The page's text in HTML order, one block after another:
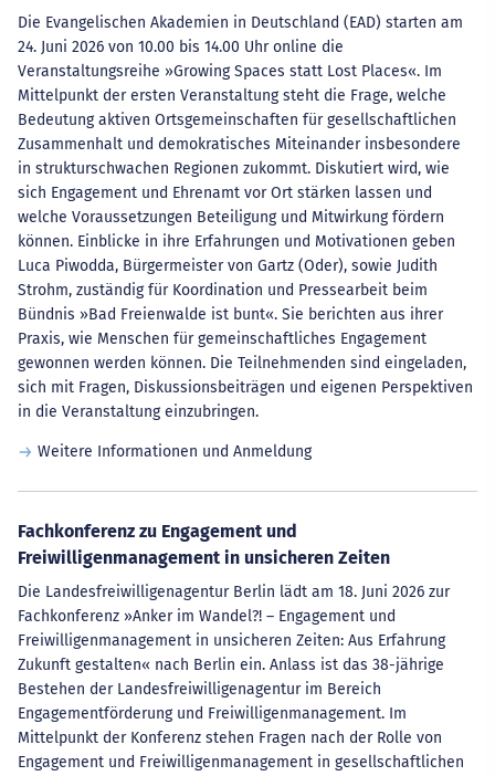
Die Evangelischen Akademien in Deutschland (EAD) starten am
24. Juni 2026 von 10.00 bis 14.00 Uhr online die
Veranstaltungsreihe »Growing Spaces statt Lost Places«. Im
Mittelpunkt der ersten Veranstaltung steht die Frage, welche
Bedeutung aktiven Ortsgemeinschaften für gesellschaftlichen
Zusammenhalt und demokratisches Miteinander insbesondere
in strukturschwachen Regionen zukommt. Diskutiert wird, wie
sich Engagement und Ehrenamt vor Ort stärken lassen und
welche Voraussetzungen Beteiligung und Mitwirkung fördern
können. Einblicke in ihre Erfahrungen und Motivationen geben
Luca Piwodda, Bürgermeister von Gartz (Oder), sowie Judith
Strohm, zuständig für Koordination und Pressearbeit beim
Bündnis »Bad Freienwalde ist bunt«. Sie berichten aus ihrer
Praxis, wie Menschen für gemeinschaftliches Engagement
gewonnen werden können. Die Teilnehmenden sind eingeladen,
sich mit Fragen, Diskussionsbeiträgen und eigenen Perspektiven
in die Veranstaltung einzubringen.
Weitere Informationen und Anmeldung
Fachkonferenz zu Engagement und
Freiwilligenmanagement in unsicheren Zeiten
Die Landesfreiwilligenagentur Berlin lädt am 18. Juni 2026 zur
Fachkonferenz »Anker im Wandel?! – Engagement und
Freiwilligenmanagement in unsicheren Zeiten: Aus Erfahrung
Zukunft gestalten« nach Berlin ein. Anlass ist das 38-jährige
Bestehen der Landesfreiwilligenagentur im Bereich
Engagementförderung und Freiwilligenmanagement. Im
Mittelpunkt der Konferenz stehen Fragen nach der Rolle von
Engagement und Freiwilligenmanagement in gesellschaftlichen